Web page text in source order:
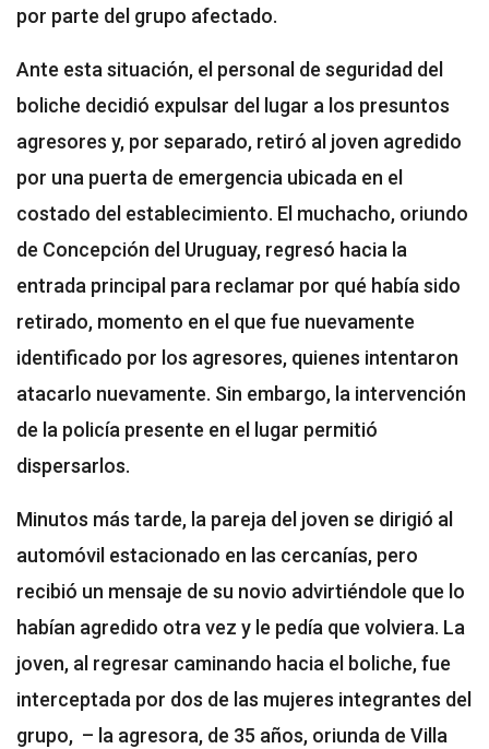
por parte del grupo afectado.
Ante esta situación, el personal de seguridad del
boliche decidió expulsar del lugar a los presuntos
agresores y, por separado, retiró al joven agredido
por una puerta de emergencia ubicada en el
costado del establecimiento. El muchacho, oriundo
de Concepción del Uruguay, regresó hacia la
entrada principal para reclamar por qué había sido
retirado, momento en el que fue nuevamente
identificado por los agresores, quienes intentaron
atacarlo nuevamente. Sin embargo, la intervención
de la policía presente en el lugar permitió
dispersarlos.
Minutos más tarde, la pareja del joven se dirigió al
automóvil estacionado en las cercanías, pero
recibió un mensaje de su novio advirtiéndole que lo
habían agredido otra vez y le pedía que volviera. La
joven, al regresar caminando hacia el boliche, fue
interceptada por dos de las mujeres integrantes del
grupo, – la agresora, de 35 años, oriunda de Villa